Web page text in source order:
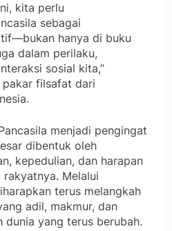
kita perlu
sebagai
hanya di buku
dalam perilaku,
sosial kita,”
filsafat dari
menjadi pengingat
dibentuk oleh
kepedulian, dan harapan
Melalui
terus melangkah
adil, makmur, dan
yang terus berubah.